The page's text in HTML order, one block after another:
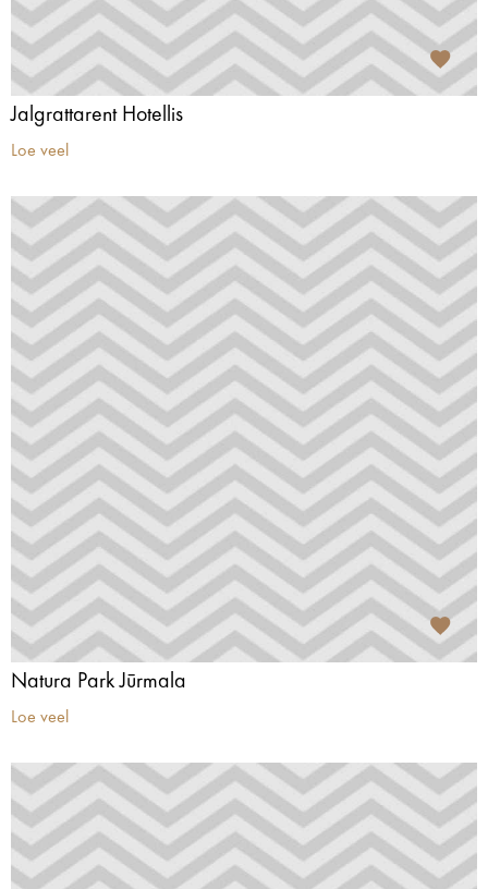
Jalgrattarent Hotellis
Loe veel
Natura Park Jūrmala
Loe veel